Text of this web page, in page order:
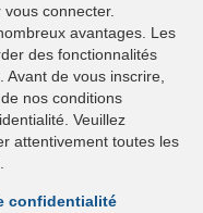
connecter.
avantages. Les
des fonctionnalités
Avant de vous inscrire,
nos conditions
Veuillez
attentivement toutes les
confidentialité